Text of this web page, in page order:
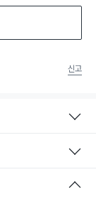
에서 시행하는 안
입니다. 법에서 정한
신고